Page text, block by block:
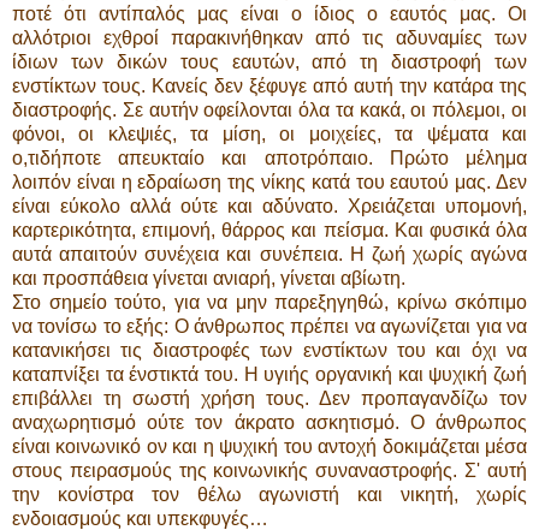
ποτέ ότι αντίπαλός μας είναι ο ίδιος ο εαυτός μας. Οι
αλλότριοι εχθροί παρακινήθηκαν από τις αδυναμίες των
ίδιων των δικών τους εαυτών, από τη διαστροφή των
ενστίκτων τους. Κανείς δεν ξέφυγε από αυτή την κατάρα της
διαστροφής. Σε αυτήν οφείλονται όλα τα κακά, οι πόλεμοι, οι
φόνοι, οι κλεψιές, τα μίση, οι μοιχείες, τα ψέματα και
ο,τιδήποτε απευκταίο και αποτρόπαιο. Πρώτο μέλημα
λοιπόν είναι η εδραίωση της νίκης κατά του εαυτού μας. Δεν
είναι εύκολο αλλά ούτε και αδύνατο. Χρειάζεται υπομονή,
καρτερικότητα, επιμονή, θάρρος και πείσμα. Και φυσικά όλα
αυτά απαιτούν συνέχεια και συνέπεια. Η ζωή χωρίς αγώνα
και προσπάθεια γίνεται ανιαρή, γίνεται αβίωτη.
Στο σημείο τούτο, για να μην παρεξηγηθώ, κρίνω σκόπιμο
να τονίσω το εξής: Ο άνθρωπος πρέπει να αγωνίζεται για να
κατανικήσει τις διαστροφές των ενστίκτων του και όχι να
καταπνίξει τα ένστικτά του. Η υγιής οργανική και ψυχική ζωή
επιβάλλει τη σωστή χρήση τους. Δεν προπαγανδίζω τον
αναχωρητισμό ούτε τον άκρατο ασκητισμό. Ο άνθρωπος
είναι κοινωνικό ον και η ψυχική του αντοχή δοκιμάζεται μέσα
στους πειρασμούς της κοινωνικής συναναστροφής. Σ' αυτή
την κονίστρα τον θέλω αγωνιστή και νικητή, χωρίς
ενδοιασμούς και υπεκφυγές…